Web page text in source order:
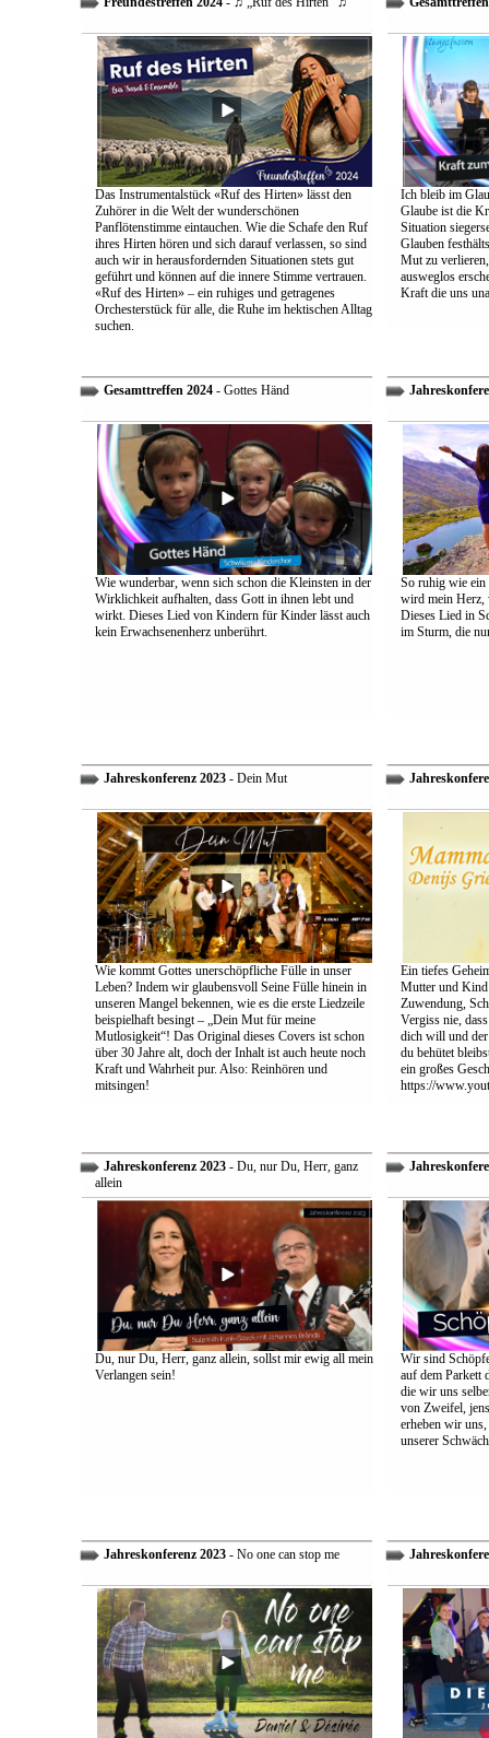
Das Instrumentalstück «Ruf des Hirten» lässt den
Zuhörer in die Welt der wunderschönen
Panflötenstimme eintauchen. Wie die Schafe den Ruf
ihres Hirten hören und sich darauf verlassen, so sind
auch wir in herausfordernden Situationen stets gut
geführt und können auf die innere Stimme vertrauen.
«Ruf des Hirten» – ein ruhiges und getragenes
Orchesterstück für alle, die Ruhe im hektischen Alltag
suchen.
Ich bleib im
Glaube ist die
Situation
Glauben
Mut zu
ausweglos
Kraft die uns
Gesamttreffen 2024- Gottes Händ
Wie wunderbar, wenn sich schon die Kleinsten in der
Wirklichkeit aufhalten, dass Gott in ihnen lebt und
wirkt. Dieses Lied von Kindern für Kinder lässt auch
kein Erwachsenenherz unberührt.
So ruhig wie ein
wird mein Herz,
Dieses Lied in
im Sturm, die
Jahreskonferenz 2023- Dein Mut
Wie kommt Gottes unerschöpfliche Fülle in unser
Leben? Indem wir glaubensvoll Seine Fülle hinein in
unseren Mangel bekennen, wie es die erste Liedzeile
beispielhaft besingt – „Dein Mut für meine
Mutlosigkeit“! Das Original dieses Covers ist schon
über 30 Jahre alt, doch der Inhalt ist auch heute noch
Kraft und Wahrheit pur. Also: Reinhören und
mitsingen!
Ein tiefes
Mutter und
Zuwendung,
Vergiss nie,
dich will und der
du behütet
ein großes
https://
Jahreskonferenz 2023- Du, nur Du, Herr, ganz
allein
Du, nur Du, Herr, ganz allein, sollst mir ewig all mein
Verlangen sein!
Wir sind
auf dem Parkett
die wir uns
von Zweifel,
erheben wir
unserer
Jahreskonferenz 2023- No one can stop me